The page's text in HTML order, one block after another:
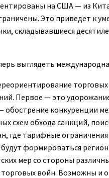
на США — из
Это приведет к
складывавшиеся
выглядеть
Первое — это
обострение конкуренции
схем обхода санкций,
где тарифные
формироваться
мер со стороны
войн. Возможны и